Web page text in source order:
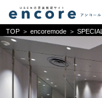
TOP encoremode SPECIAL